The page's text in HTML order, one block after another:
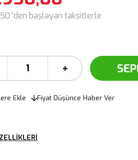
'den başlayan taksitlerle
Ekle Fiyat Düşünce Haber Ver